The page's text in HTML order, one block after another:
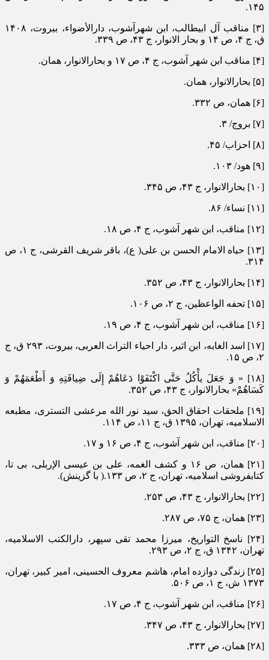
۱۴۵.
[۳] مناقب آل ابیطالب، ابن شهرآشوب، دارالأضواء، بیروت، ۱۴۰۸
ق، ج ۴، ص ۱۴ و بحار الانوار، ج ۴۳، ص ۳۳۹.
[۴] مناقب ابن شهر آشوب، ج ۴، ص ۱۷ و بحارالانوار، همان.
[۵] بحارالانوار، همان.
[۶] همان، ص ۳۳۲.
[۷] بروج/ ۳.
[۸] احزاب/ ۴۵.
[۹] هود/ ۱۰۳.
[۱۰] بحارالانوار، ج ۴۳، ص ۳۴۵.
[۱۱] نساء/ ۸۶.
[۱۲] مناقب، ابن شهر آشوب، ج ۴، ص ۱۸.
[۱۳] حیاه الامام الحسن بن علی( ع)، باقر شریف القرشی، ج ۱، ص
۳۱۴.
[۱۴] بحارالانوار، ج ۴۳، ص ۳۵۲.
[۱۵] تحفه الواعظین، ج ۲، ص ۱۰۶.
[۱۶] مناقب، ابن شهر آشوب، ج ۴، ص ۱۹.
[۱۷] اسد الغابه، ابن اثیر، دار احیاء التراث العربی، بیروت، ۲۹۳ ق، ج
۲، ص ۱۵.
[۱۸] « وَ جَعَلَ یأْکُلُ حَتَّی اکْتَفَوْا دَعَاهُمْ إِلَی ضِیافَتِهِ وَ أَطْعَمَهُمْ وَ
کَسَاهُمْ» بحارالانوار، ج ۴۳، ص ۳۵۲.
[۱۹] ملحقات احقاق الحق، سید نور الله مرعشی التستری، مطبعه
الاسلامیه، تهران، ۱۳۹۵ ق، ج ۱۱، ص ۱۱۴.
[۲۰] مناقب، ابن شهر آشوب، ج ۴، ص ۱۶ و ۱۷.
[۲۱] همان، ص ۱۶ و کشف الغمه، علی بن عیسی الإربلی، بی تا،
کتابفروشی اسلامیه، تهران، ج ۲، ص ۱۳۳.( با گزینش).
[۲۲] بحارالانوار، ج ۴۳، ص ۲۵۳.
[۲۳] همان، ج ۷۵، ص ۲۸۷.
[۲۴] ناسخ التواریخ، میرزا محمد تقی سپهر، دارالکتب الاسلامیه،
تهران، ۱۳۴۲ ق، ج ۲، ص ۲۹۳.
[۲۵] زندگی دوازده امام، هاشم معروف الحسینی، امیر کبیر، تهران،
۱۳۷۳ ش، ج ۱، ص ۵۰۶.
[۲۶] مناقب، ابن شهر آشوب، ج ۴، ص ۱۷.
[۲۷] بحارالانوار، ج ۴۳، ص ۳۴۷.
[۲۸] همان، ص ۳۳۳.